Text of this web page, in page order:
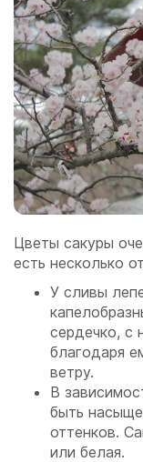
Цветы сакуры
есть несколько
У сливы
сердечко, с
благодаря
ветру.
В
быть
оттенков.
или белая.